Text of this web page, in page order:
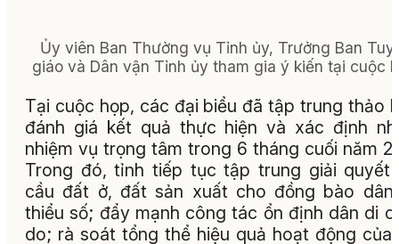
Ủy viên Ban Thường vụ Tỉnh ủy, Trưởng Ban
giáo và Dân vận Tỉnh ủy tham gia ý kiến tại cuộc
Tại cuộc họp, các đại biểu đã tập trung thảo
đánh giá kết quả thực hiện và xác định
nhiệm vụ trọng tâm trong 6 tháng cuối năm
Trong đó, tỉnh tiếp tục tập trung giải quyết
cầu đất ở, đất sản xuất cho đồng bào
thiểu số; đẩy mạnh công tác ổn định dân di
do; rà soát tổng thể hiệu quả hoạt động của